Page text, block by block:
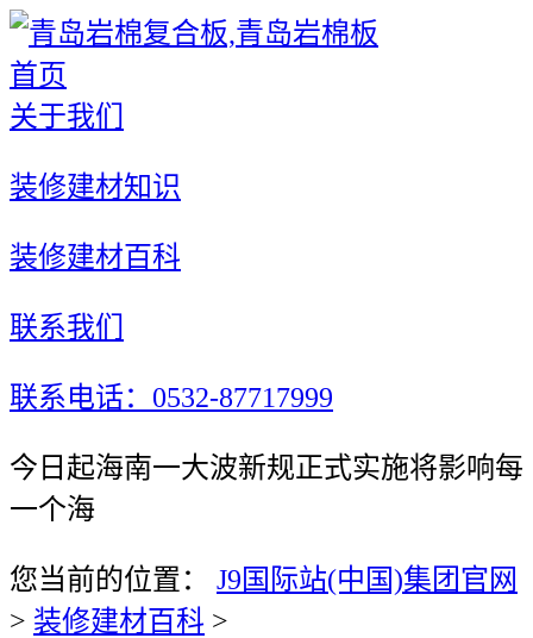
首页
关于我们
装修建材知识
装修建材百科
联系我们
联系电话：0532-87717999
今日起海南一大波新规正式实施将影响每
一个海
您当前的位置： J9国际站(中国)集团官网
> 装修建材百科 >